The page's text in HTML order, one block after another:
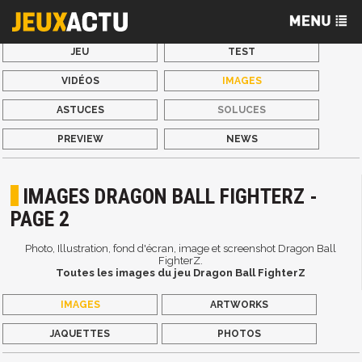
JEU TEST
VIDÉOS IMAGES
ASTUCES SOLUCES
PREVIEW NEWS
IMAGES DRAGON BALL FIGHTERZ -
PAGE 2
Photo, Illustration, fond d'écran, image et screenshot Dragon Ball
FighterZ.
Toutes les images du jeu Dragon Ball FighterZ
IMAGES ARTWORKS
JAQUETTES PHOTOS